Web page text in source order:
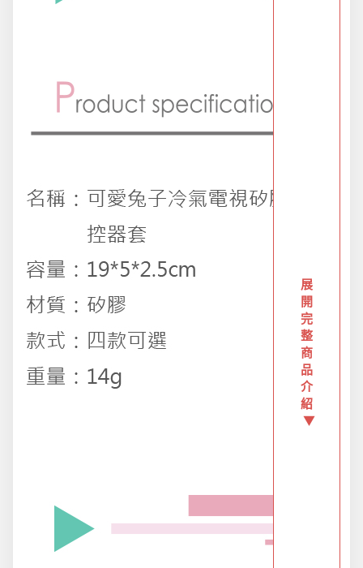
夏日涼涼專區
年終大促專區
汽機車用品
熱銷商品-超夯小物盡在這裡
展
開
完
整
商
品
介
紹
▼